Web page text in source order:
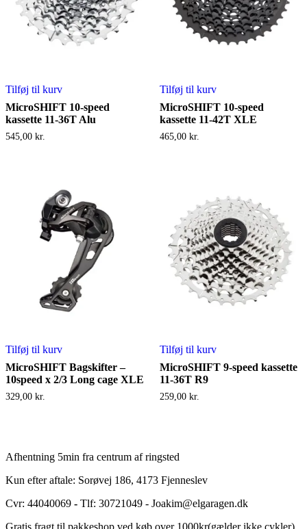
Tilføj til kurv
MicroSHIFT 10-speed
kassette 11-36T Alu
545,00 kr.
Tilføj til kurv
MicroSHIFT 10-speed
kassette 11-42T XLE
465,00 kr.
Tilføj til kurv
MicroSHIFT Bagskifter –
10speed x 2/3 Long cage XLE
329,00 kr.
Tilføj til kurv
MicroSHIFT 9-speed kassette
11-36T R9
259,00 kr.
Afhentning 5min fra centrum af ringsted
Kun efter aftale: Sorøvej 186, 4173 Fjenneslev
Cvr: 44040069 - Tlf: 30721049 - Joakim@elgaragen.dk
Gratis fragt til pakkeshop ved køb over 1000kr(gælder ikke cykler)